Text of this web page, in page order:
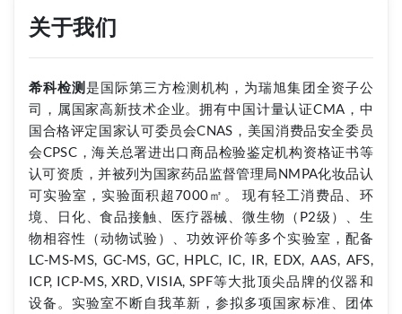
关于我们
希科检测是国际第三方检测机构，为瑞旭集团全资子公
司，属国家高新技术企业。拥有中国计量认证CMA，中
国合格评定国家认可委员会CNAS，美国消费品安全委员
会CPSC，海关总署进出口商品检验鉴定机构资格证书等
认可资质，并被列为国家药品监督管理局NMPA化妆品认
可实验室，实验面积超7000㎡。 现有轻工消费品、环
境、日化、食品接触、医疗器械、微生物（P2级）、生
物相容性（动物试验）、功效评价等多个实验室，配备
LC-MS-MS, GC-MS, GC, HPLC, IC, IR, EDX, AAS, AFS,
ICP, ICP-MS, XRD, VISIA, SPF等大批顶尖品牌的仪器和
设备。实验室不断自我革新，参拟多项国家标准、团体